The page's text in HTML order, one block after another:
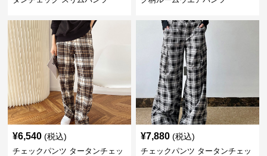
¥6,540 (税込)
チェックパンツ タータンチェッ
¥7,880 (税込)
チェックパンツ タータンチェッ